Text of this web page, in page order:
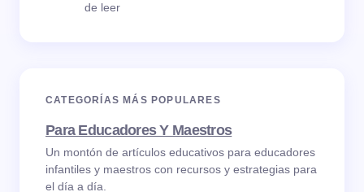
de leer
CATEGORÍAS MÁS POPULARES
Para Educadores Y Maestros
Un montón de artículos educativos para educadores
infantiles y maestros con recursos y estrategias para
el día a día.